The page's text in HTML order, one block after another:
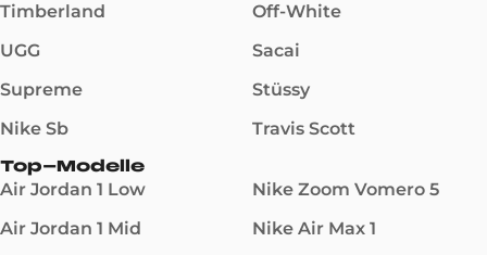
Timberland
UGG
Supreme
Nike Sb
Off-White
Sacai
Stüssy
Travis Scott
Top-Modelle
Air Jordan 1 Low
Air Jordan 1 Mid
Nike Zoom Vomero 5
Nike Air Max 1